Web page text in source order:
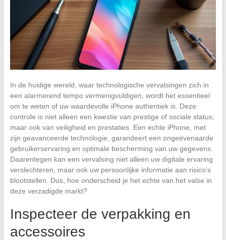
In de huidige wereld, waar technologische vervalsingen zich in
een alarmerend tempo vermenigvuldigen, wordt het essentieel
om te weten of uw waardevolle iPhone authentiek is. Deze
controle is niet alleen een kwestie van prestige of sociale status,
maar ook van veiligheid en prestaties. Een echte iPhone, met
zijn geavanceerde technologie, garandeert een ongeëvenaarde
gebruikerservaring en optimale bescherming van uw gegevens.
Daarentegen kan een vervalsing niet alleen uw digitale ervaring
verslechteren, maar ook uw persoonlijke informatie aan risico’s
blootstellen. Dus, hoe onderscheid je het echte van het valse in
deze verzadigde markt?
Inspecteer de verpakking en
accessoires